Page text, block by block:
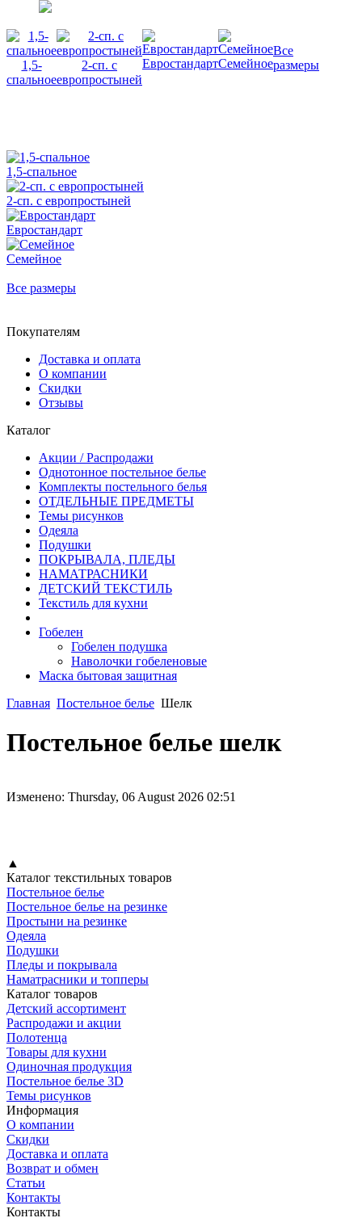
1,5-
спальное
2-сп. с
европростыней
ЕвростандартСемейное
Все
размеры
1,5-спальное
2-сп. с европростыней
Евростандарт
Семейное
Все размеры
Покупателям
Доставка и оплата
О компании
Скидки
Отзывы
Каталог
Акции / Распродажи
Однотонное постельное белье
Комплекты постельного белья
ОТДЕЛЬНЫЕ ПРЕДМЕТЫ
Темы рисунков
Одеяла
Подушки
ПОКРЫВАЛА, ПЛЕДЫ
НАМАТРАСНИКИ
ДЕТСКИЙ ТЕКСТИЛЬ
Текстиль для кухни
Гобелен
Гобелен подушка
Наволочки гобеленовые
Маска бытовая защитная
Главная Постельное белье Шелк
Постельное белье шелк
Изменено: Thursday, 06 August 2026 02:51
▲
Каталог текстильных товаров
Постельное белье
Постельное белье на резинке
Простыни на резинке
Одеяла
Подушки
Пледы и покрывала
Наматрасники и топперы
Каталог товаров
Детский ассортимент
Распродажи и акции
Полотенца
Товары для кухни
Одиночная продукция
Постельное белье 3D
Темы рисунков
Информация
О компании
Скидки
Доставка и оплата
Возврат и обмен
Статьи
Контакты
Контакты